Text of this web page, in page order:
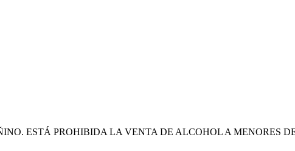
ESTÁ PROHIBIDA LA VENTA DE ALCOHOL A MENORES